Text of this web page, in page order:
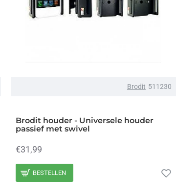
Brodit 511230
Brodit houder - Universele houder
passief met swivel
€31,99
BESTELLEN